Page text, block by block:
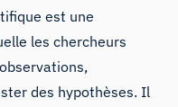
est une
les chercheurs
des hypothèses. Il